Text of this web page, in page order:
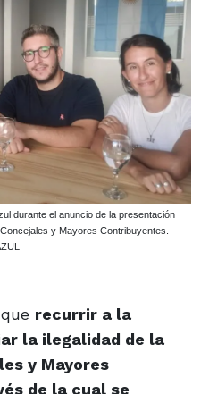
durante el anuncio de la presentación
y Mayores Contribuyentes.
recurrir a la
la ilegalidad de la
y Mayores
de la cual se